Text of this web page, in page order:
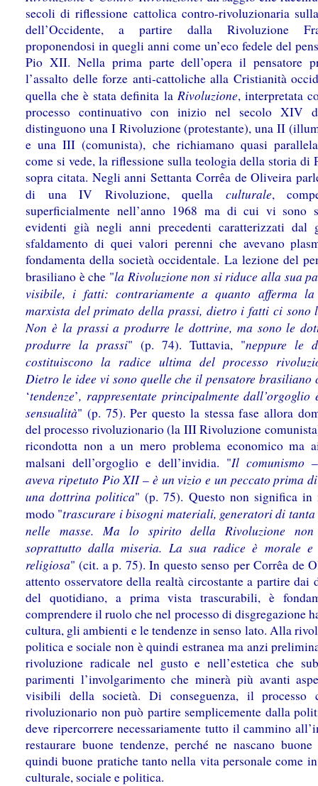
secoli di riflessione cattolica contro-rivoluzionaria
dell’Occidente, a partire dalla Rivoluzione
proponendosi in quegli anni come un’eco fedele del
Pio XII. Nella prima parte dell’opera il pensatore
l’assalto delle forze anti-cattoliche alla Cristianità
quella che è stata definita la Rivoluzione, interpretata
processo continuativo con inizio nel secolo XIV
distinguono una I Rivoluzione (protestante), una II
e una III (comunista), che richiamano quasi
come si vede, la riflessione sulla teologia della storia di
sopra citata. Negli anni Settanta Corrêa de Oliveira
di una IV Rivoluzione, quella culturale,
superficialmente nell’anno 1968 ma di cui vi sono
evidenti già negli anni precedenti caratterizzati dal
sfaldamento di quei valori perenni che avevano
fondamenta della società occidentale. La lezione del
brasiliano è che "la Rivoluzione non si riduce alla sua
visibile, i fatti: contrariamente a quanto afferma
marxista del primato della prassi, dietro i fatti ci sono
Non è la prassi a produrre le dottrine, ma sono le
produrre la prassi" (p. 74). Tuttavia, "neppure le
costituiscono la radice ultima del processo
Dietro le idee vi sono quelle che il pensatore brasiliano
‘tendenze’, rappresentate principalmente dall’orgoglio
sensualità" (p. 75). Per questo la stessa fase allora
del processo rivoluzionario (la III Rivoluzione
ricondotta non a un mero problema economico ma
malsani dell’orgoglio e dell’invidia. "Il comunismo –
aveva ripetuto Pio XII– è un vizio e un peccato prima
una dottrina politica" (p. 75). Questo non significa in
modo "trascurare i bisogni materiali, generatori di
nelle masse. Ma lo spirito della Rivoluzione non
soprattutto dalla miseria. La sua radice è morale e
religiosa" (cit. a p. 75). In questo senso per Corrêa de
attento osservatore della realtà circostante a partire dai
del quotidiano, a prima vista trascurabili, è
comprendere il ruolo che nel processo di disgregazione
cultura, gli ambienti e le tendenze in senso lato. Alla
politica e sociale non è quindi estranea ma anzi
rivoluzione radicale nel gusto e nell’estetica che
parimenti l’involgarimento che minerà più avanti
visibili della società. Di conseguenza, il processo
rivoluzionario non può partire semplicemente dalla
deve ripercorrere necessariamente tutto il cammino
restaurare buone tendenze, perché ne nascano
quindi buone pratiche tanto nella vita personale come
culturale, sociale e politica.